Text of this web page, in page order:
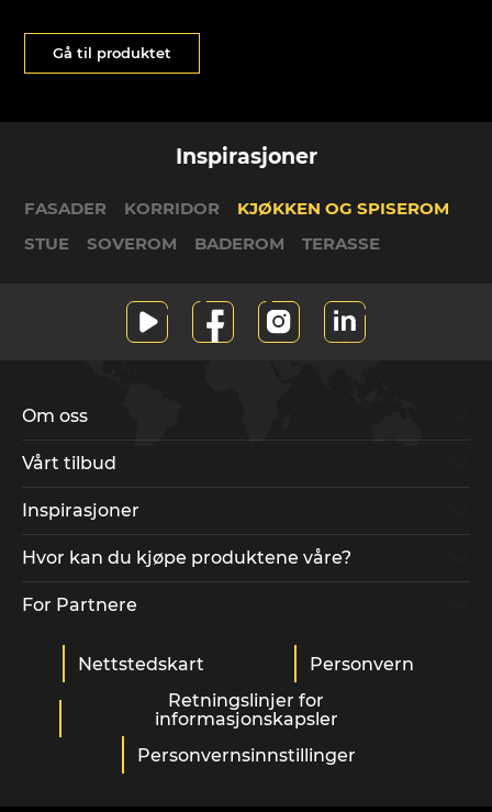
Gå til produktet
Inspirasjoner
FASADER KORRIDOR
KJØKKEN OG SPISEROM
STUE
SOVEROM BADEROM TERASSE
Om oss
Vårt tilbud
Inspirasjoner
Hvor kan du kjøpe produktene våre?
For Partnere
Nettstedskart
Personvern
Retningslinjer for
informasjonskapsler
Personvernsinnstillinger